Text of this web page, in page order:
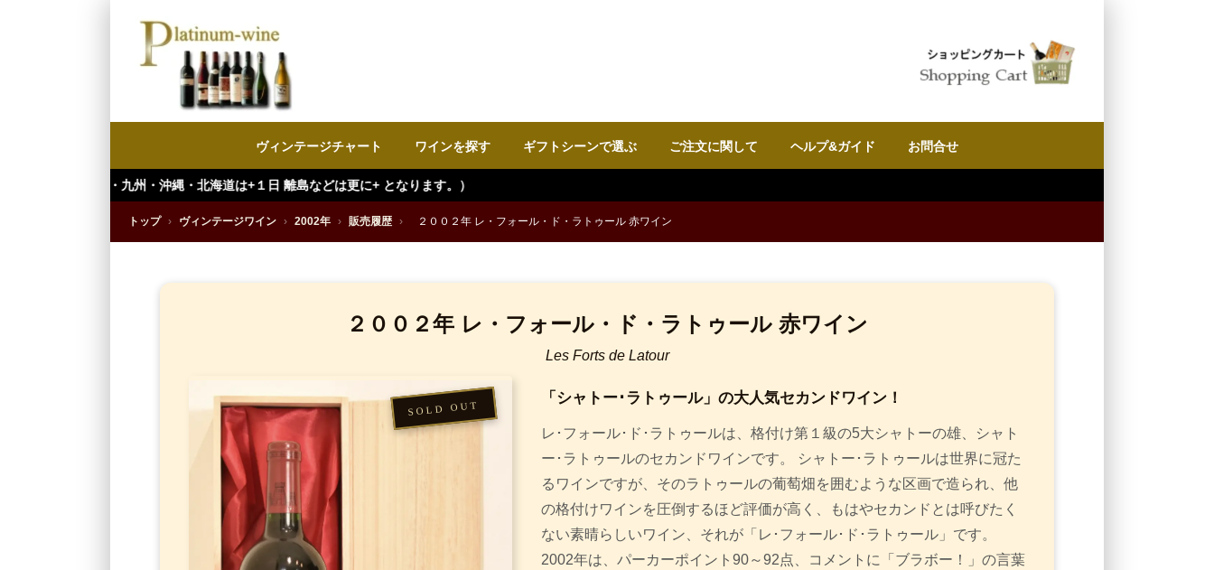
ヴィンテージチャート ワインを探す ギフトシーンで選ぶ ご注文に関して ヘルプ&ガイド お問合せ
縄・北海道は+１日 離島などは更に+ となります。）
トップ › ヴィンテージワイン › 2002年 › 販売履歴 › ２００２年 レ・フォール・ド・ラトゥール 赤ワイン
２００２年 レ・フォール・ド・ラトゥール 赤ワイン
Les Forts de Latour
「シャトー･ラトゥール」の大人気セカンドワイン！
レ･フォール･ド･ラトゥールは、格付け第１級の5大シャトーの雄、シャト
ー･ラトゥールのセカンドワインです。 シャトー･ラトゥールは世界に冠た
るワインですが、そのラトゥールの葡萄畑を囲むような区画で造られ、他
の格付けワインを圧倒するほど評価が高く、もはやセカンドとは呼びたく
ない素晴らしいワイン、それが「レ･フォール･ド･ラトゥール」です。
2002年は、パーカーポイント90～92点、コメントに「ブラボー！」の言葉